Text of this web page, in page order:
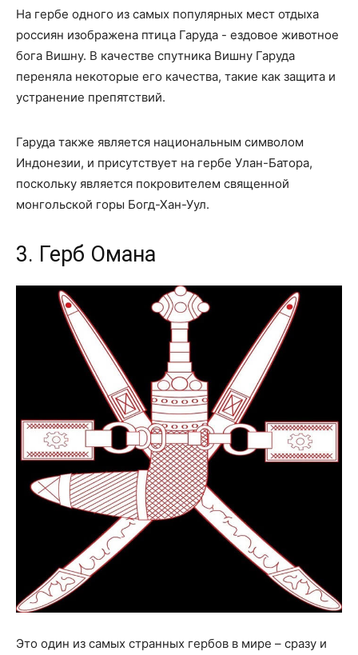
На гербе одного из самых популярных мест отдыха
россиян изображена птица Гаруда - ездовое животное
бога Вишну. В качестве спутника Вишну Гаруда
переняла некоторые его качества, такие как защита и
устранение препятствий.
Гаруда также является национальным символом
Индонезии, и присутствует на гербе Улан-Батора,
поскольку является покровителем священной
монгольской горы Богд-Хан-Уул.
3. Герб Омана
Это один из самых странных гербов в мире – сразу и